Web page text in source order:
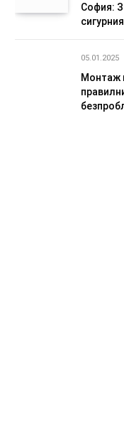
София:
05.01.2025
Монтаж